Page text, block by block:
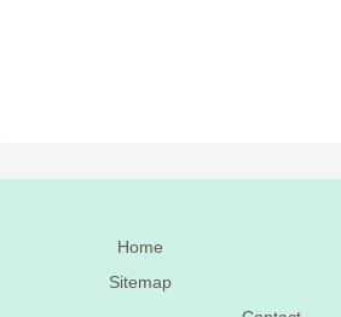
Home
Sitemap